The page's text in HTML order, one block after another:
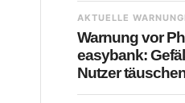
AKTUELLE
Warnung vor
easybank:
Nutzer